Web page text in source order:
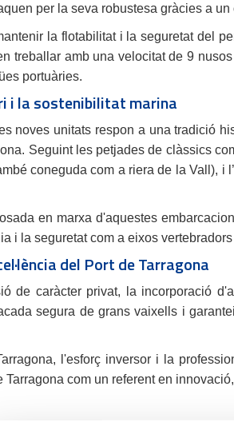
per la seva robustesa gràcies a
la flotabilitat i la seguretat del
treballar amb una velocitat de 9
portuàries.
i la sostenibilitat marina
noves unitats respon a una tradició
Seguint les petjades de clàssics
coneguda com a riera de la Vall),
en marxa d'aquestes
i la seguretat com a eixos
del Port de Tarragona
de caràcter privat, la incorporació
segura de grans vaixells i
l'esforç inversor i la
com un referent en